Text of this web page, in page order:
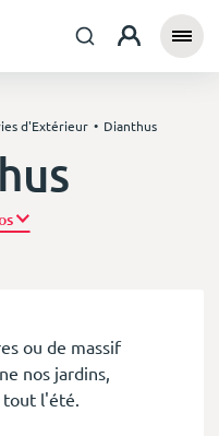
d'Extérieur Dianthus
Plus d’infos
ou de massif
nos jardins,
l'été.